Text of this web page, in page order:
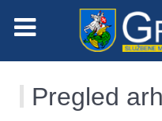
Pregled